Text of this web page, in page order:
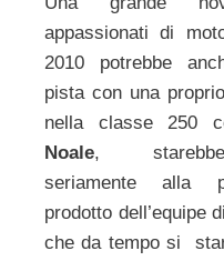
appassionati di
2010 potrebbe
pista con una
nella classe 250
Noale,
seriamente alla
prodotto dell’equipe di
che da tempo si